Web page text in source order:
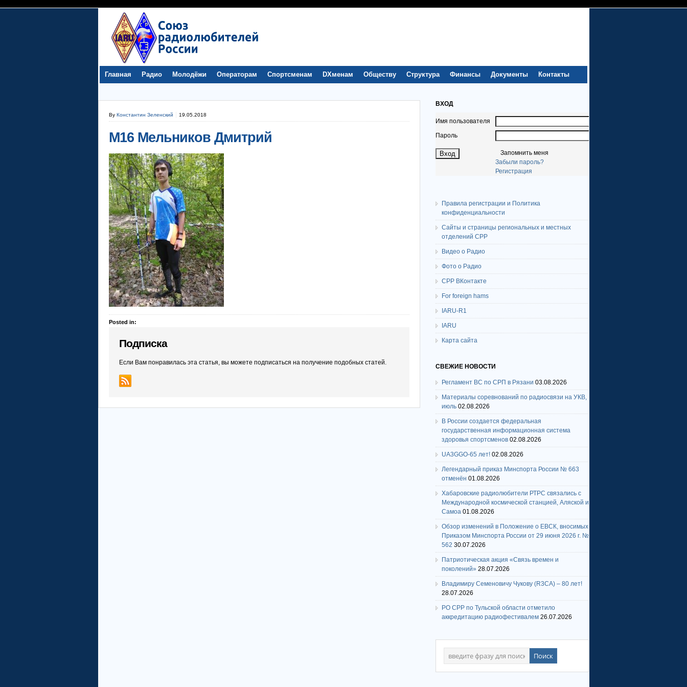
Главная Радио Молодёжи Операторам Спортсменам DXменам Обществу Структура Финансы Документы Контакты
By Константин Зеленский 19.05.2018
М16 Мельников Дмитрий
Posted in:
Подписка
Если Вам понравилась эта статья, вы можете подписаться на получение подобных статей.
ВХОД
Имя пользователя
Пароль
Запомнить меня
Забыли пароль?
Регистрация
Правила регистрации и Политика
конфиденциальности
Сайты и страницы региональных и местных
отделений СРР
Видео о Радио
Фото о Радио
СРР ВКонтакте
For foreign hams
IARU-R1
IARU
Карта сайта
СВЕЖИЕ НОВОСТИ
Регламент ВС по СРП в Рязани 03.08.2026
Материалы соревнований по радиосвязи на УКВ,
июль 02.08.2026
В России создается федеральная
государственная информационная система
здоровья спортсменов 02.08.2026
UA3GGO-65 лет! 02.08.2026
Легендарный приказ Минспорта России № 663
отменён 01.08.2026
Хабаровские радиолюбители РТРС связались с
Международной космической станцией, Аляской и
Самоа 01.08.2026
Обзор изменений в Положение о ЕВСК, вносимых
Приказом Минспорта России от 29 июня 2026 г. №
562 30.07.2026
Патриотическая акция «Связь времен и
поколений» 28.07.2026
Владимиру Семеновичу Чукову (R3CA) – 80 лет!
28.07.2026
РО СРР по Тульской области отметило
аккредитацию радиофестивалем 26.07.2026